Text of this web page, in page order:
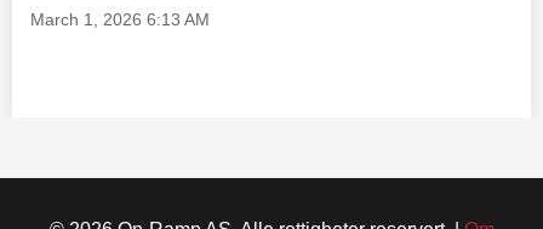
March 1, 2026 6:13 AM